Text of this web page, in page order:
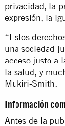
privacidad, la
expresión, la
“Estos
una sociedad
acceso justo a
la salud, y
Mukiri-Smith.
Información
Antes de la